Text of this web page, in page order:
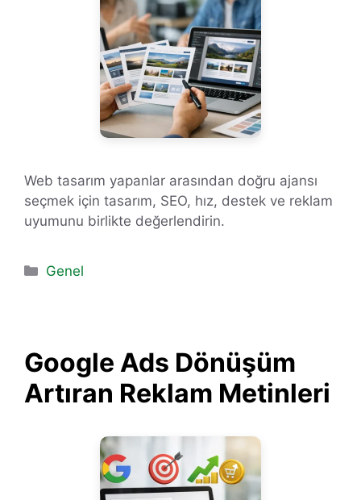
Web tasarım yapanlar arasından doğru ajansı
seçmek için tasarım, SEO, hız, destek ve reklam
uyumunu birlikte değerlendirin.
Kategoriler
Genel
Google Ads Dönüşüm
Artıran Reklam Metinleri